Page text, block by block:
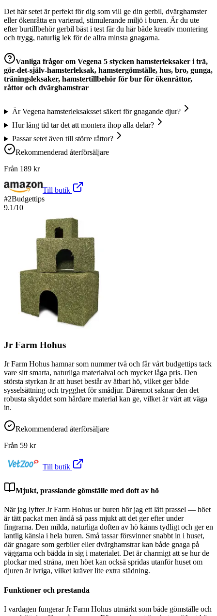
Det här setet är perfekt för dig som vill ge din gerbil, dvärghamster
eller ökenråtta en varierad, stimulerande miljö i buren. Är du ute
efter burtillbehör gerbil bäst i test får du här både kreativ montering
och trygg, naturlig lek för de allra minsta gnagarna.
Vanliga frågor om Vegena 5 stycken hamsterleksaker i trä,
gör-det-själv-hamsterleksak, hamstergömställe, hus, bro, gunga,
träningsleksaker, hamstertillbehör för bur för ökenråttor,
råttor och dvärghamstrar
Är Vegena hamsterleksaksset säkert för gnagande djur?
Hur lång tid tar det att montera ihop alla delar?
Passar setet även till större råttor?
Rekommenderad återförsäljare
Från 189 kr
Till butik
#2Budgettips
9.1/10
Jr Farm Hohus
Jr Farm Hohus hamnar som nummer två och får vårt budgettips tack
vare sitt smarta, naturliga materialval och mycket låga pris. Den
största styrkan är att huset består av ätbart hö, vilket ger både
sysselsättning och trygghet för smådjur. Däremot saknar den det
robusta skyddet som hårdare material kan ge, vilket är värt att väga
in.
Rekommenderad återförsäljare
Från 59 kr
Till butik
Mjukt, prasslande gömställe med doft av hö
När jag lyfter Jr Farm Hohus ur buren hör jag ett lätt prassel — höet
är tätt packat men ändå så pass mjukt att det ger efter under
fingrarna. Den milda, naturliga doften av hö känns tydligt och ger en
lantlig känsla i hela buren. Små tassar försvinner snabbt in i huset,
där gnagare som gerbiler eller dvärghamstrar kan både gnaga på
väggarna och bädda in sig i materialet. Det är charmigt att se hur de
plockar med stråna, men höet kan också spridas utanför huset om
djuren är ivriga, vilket kräver lite extra städning.
Funktioner och prestanda
I vardagen fungerar Jr Farm Hohus utmärkt som både gömställe och